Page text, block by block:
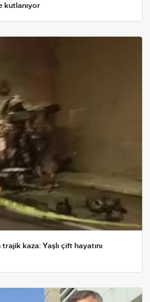
kutlanıyor
kaza: Yaşlı çift hayatını